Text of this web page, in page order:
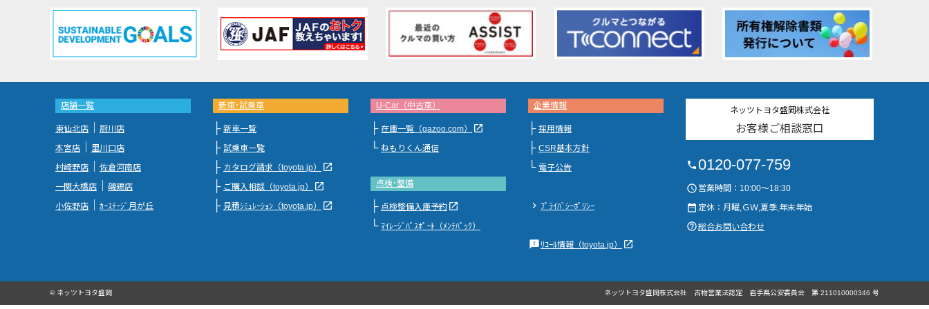
店舗一覧
東仙北店
厨川店
本宮店
里川口店
村崎野店
佐倉河南店
一関大橋店
磯鶏店
小佐野店
ｶｰｽﾃｰｼﾞ月が丘
新車･試乗車
├ 新車一覧
├ 試乗車一覧
├ カタログ請求（toyota.jp） launch
├ ご購入相談（toyota.jp） launch
├ 見積ｼﾐｭﾚｰｼｮﾝ（toyota.jp） launch
U-Car（中古車）
├ 在庫一覧（gazoo.com） launch
└ ねもりくん通信
点検･整備
├ 点検整備入庫予約 launch
└ ﾏｲﾚｰｼﾞﾊﾟｽﾎﾟｰﾄ（ﾒﾝﾃﾊﾟｯｸ）
企業情報
├ 採用情報
├ CSR基本方針
└ 電子公告
chevron_right ﾌﾟﾗｲﾊﾞｼｰﾎﾟﾘｼｰ
feedback ﾘｺｰﾙ情報（toyota.jp） launch
ネッツトヨタ盛岡株式会社
お客様ご相談窓口
phone0120-077-759
access_time 営業時間：10:00～18:30
date_range 定休：月曜,ＧＷ,夏季,年末年始
help_outline総合お問い合わせ
© ネッツトヨタ盛岡 ネッツトヨタ盛岡株式会社 古物営業法認定 岩手県公安委員会 第 211010000346 号